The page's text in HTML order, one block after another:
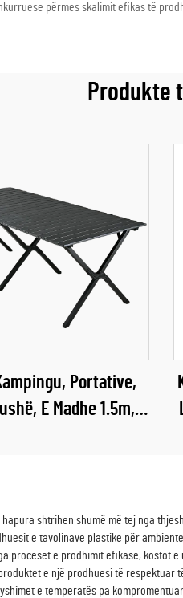
përmes skalimit efikas të
Produkte
Portative,
E Madhe 1.5m,
shtrihen shumë më tej nga
e tavolinave plastike për
e prodhimit efikase, kostot
e një prodhuesi të
e temperatës pa